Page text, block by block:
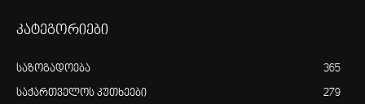
კატეგორიები
საზოგადოება 365
საქართველოს კუთხეები 279